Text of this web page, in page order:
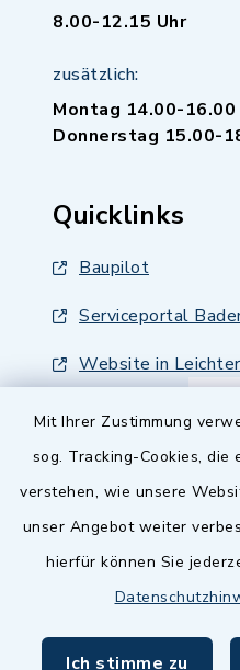
Mit Ihrer Zustimmung
sog. Tracking-Cookies, die
verstehen, wie unsere
unser Angebot weiter
hierfür können Sie
Ich stimme zu
8.00-12.15 Uhr
zusätzlich:
Montag 14.00-16.00
Donnerstag 15.00-
Quicklinks
Baupilot
Serviceportal
Website in